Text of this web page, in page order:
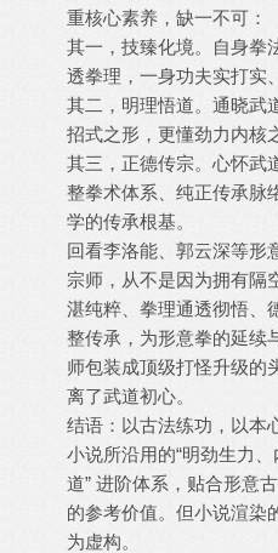
重核心素养，缺一不可：
其一，技臻化境。自身拳
透拳理，一身功夫实打实
其二，明理悟道。通晓武
招式之形，更懂劲力内核
其三，正德传宗。心怀武
整拳术体系、纯正传承脉
学的传承根基。
回看李洛能、郭云深等形
宗师，从不是因为拥有隔
湛纯粹、拳理通透彻悟、
整传承，为形意拳的延续
师包装成顶级打怪升级的
离了武道初心。
结语：以古法练功，以本
小说所沿用的“明劲生力
道” 进阶体系，贴合形意
的参考价值。但小说渲染
为虚构。